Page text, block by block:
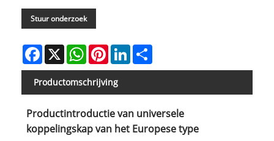
Stuur onderzoek
Facebook
X WhatsAppPinterestLinkedIn
Productomschrijving
Productintroductie van universele
koppelingskap van het Europese type